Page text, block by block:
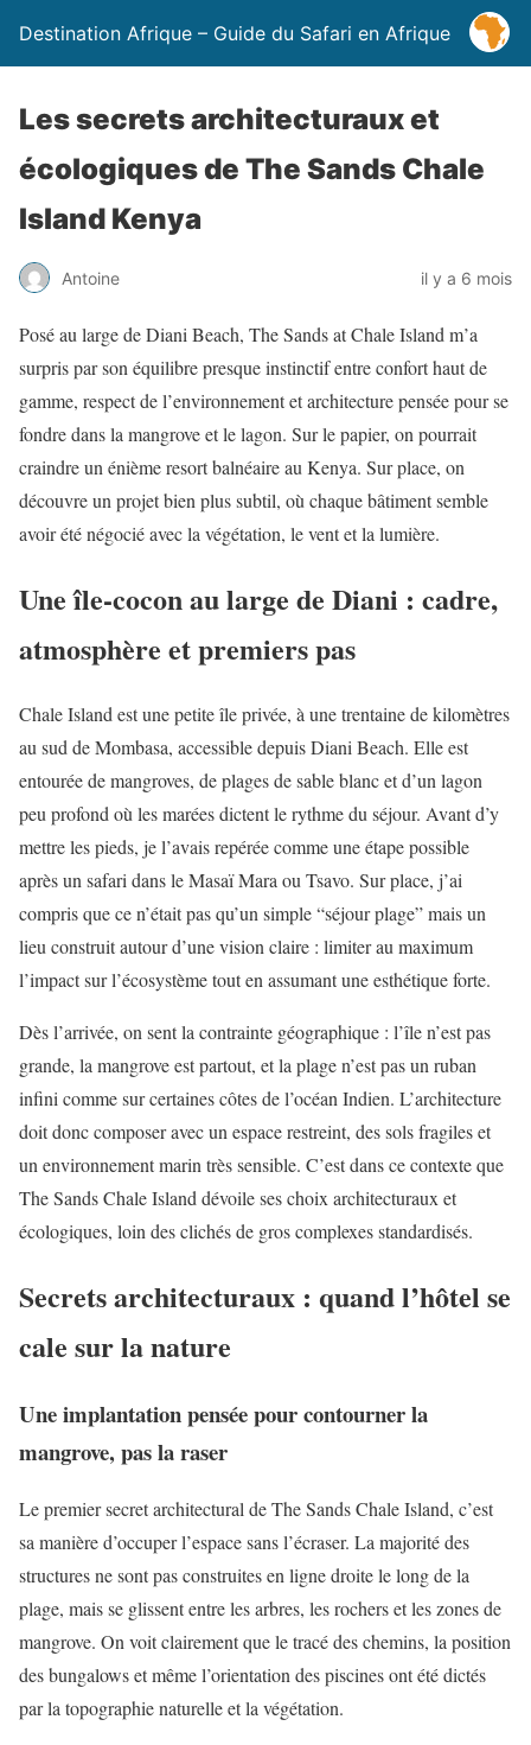
Destination Afrique – Guide du Safari en Afrique
Les secrets architecturaux et
écologiques de The Sands Chale
Island Kenya
Antoine il y a 6 mois
Posé au large de Diani Beach, The Sands at Chale Island m’a
surpris par son équilibre presque instinctif entre confort haut de
gamme, respect de l’environnement et architecture pensée pour se
fondre dans la mangrove et le lagon. Sur le papier, on pourrait
craindre un énième resort balnéaire au Kenya. Sur place, on
découvre un projet bien plus subtil, où chaque bâtiment semble
avoir été négocié avec la végétation, le vent et la lumière.
Une île-cocon au large de Diani : cadre,
atmosphère et premiers pas
Chale Island est une petite île privée, à une trentaine de kilomètres
au sud de Mombasa, accessible depuis Diani Beach. Elle est
entourée de mangroves, de plages de sable blanc et d’un lagon
peu profond où les marées dictent le rythme du séjour. Avant d’y
mettre les pieds, je l’avais repérée comme une étape possible
après un safari dans le Masaï Mara ou Tsavo. Sur place, j’ai
compris que ce n’était pas qu’un simple “séjour plage” mais un
lieu construit autour d’une vision claire : limiter au maximum
l’impact sur l’écosystème tout en assumant une esthétique forte.
Dès l’arrivée, on sent la contrainte géographique : l’île n’est pas
grande, la mangrove est partout, et la plage n’est pas un ruban
infini comme sur certaines côtes de l’océan Indien. L’architecture
doit donc composer avec un espace restreint, des sols fragiles et
un environnement marin très sensible. C’est dans ce contexte que
The Sands Chale Island dévoile ses choix architecturaux et
écologiques, loin des clichés de gros complexes standardisés.
Secrets architecturaux : quand l’hôtel se
cale sur la nature
Une implantation pensée pour contourner la
mangrove, pas la raser
Le premier secret architectural de The Sands Chale Island, c’est
sa manière d’occuper l’espace sans l’écraser. La majorité des
structures ne sont pas construites en ligne droite le long de la
plage, mais se glissent entre les arbres, les rochers et les zones de
mangrove. On voit clairement que le tracé des chemins, la position
des bungalows et même l’orientation des piscines ont été dictés
par la topographie naturelle et la végétation.